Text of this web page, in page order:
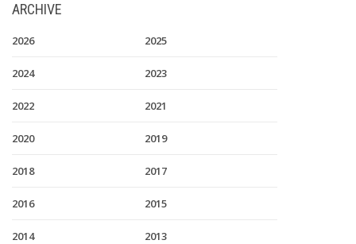
ARCHIVE
2026 2025
2024 2023
2022 2021
2020 2019
2018 2017
2016 2015
2014 2013